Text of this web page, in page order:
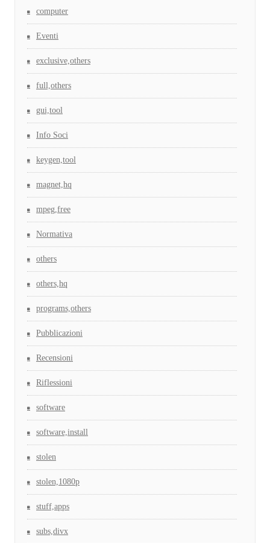
computer
Eventi
exclusive,others
full,others
gui,tool
Info Soci
keygen,tool
magnet,hq
mpeg,free
Normativa
others
others,hq
programs,others
Pubblicazioni
Recensioni
Riflessioni
software
software,install
stolen
stolen,1080p
stuff,apps
subs,divx